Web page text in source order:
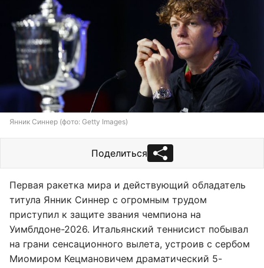
Янник Синнер (фото: Getty Images)
Поделиться
Первая ракетка мира и действующий обладатель
титула Янник Синнер с огромным трудом
приступил к защите звания чемпиона на
Уимблдоне-2026. Итальянский теннисист побывал
на грани сенсационного вылета, устроив с сербом
Миомиром Кецмановичем драматический 5-